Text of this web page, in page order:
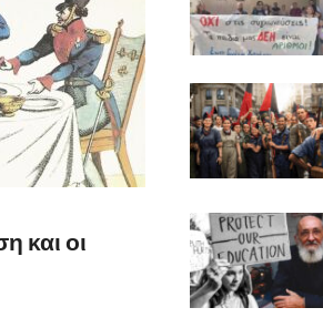
και οι